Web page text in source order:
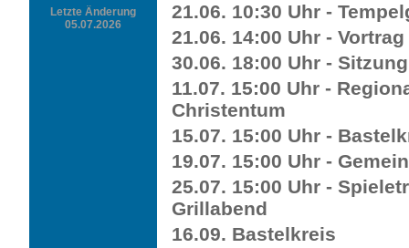
Letzte Änderung
05.07.2026
21.06. 10:30 Uhr -
21.06. 14:00 Uhr -
30.06. 18:00 Uhr -
11.07. 15:00 Uhr -
Christentum
15.07. 15:00 Uhr -
19.07. 15:00 Uhr -
25.07. 15:00 Uhr -
Grillabend
16.09. Bastelkreis